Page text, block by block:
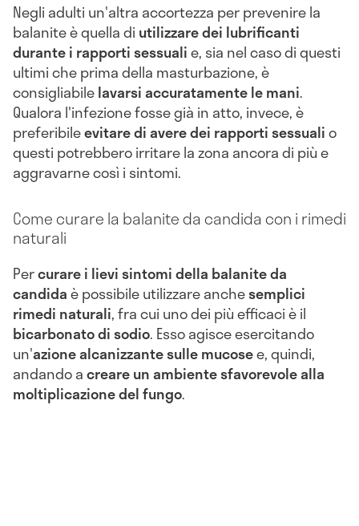
Negli adulti un'altra accortezza per prevenire la
balanite è quella di utilizzare dei lubrificanti
durante i rapporti sessualie, sia nel caso di questi
ultimi che prima della masturbazione, è
consigliabilelavarsi accuratamente le mani.
Qualora l'infezione fosse già in atto, invece, è
preferibileevitare di avere dei rapporti sessualio
questi potrebbero irritare la zona ancora di più e
aggravarne così i sintomi.
Come curare la balanite da candida con i rimedi
naturali
Percurare i lievi sintomi della balanite da
candidaè possibile utilizzare anchesemplici
rimedi naturali, fra cui uno dei più efficaci è il
bicarbonato di sodio. Esso agisce esercitando
un'azione alcanizzante sulle mucosee, quindi,
andando acreare un ambiente sfavorevole alla
moltiplicazione del fungo.